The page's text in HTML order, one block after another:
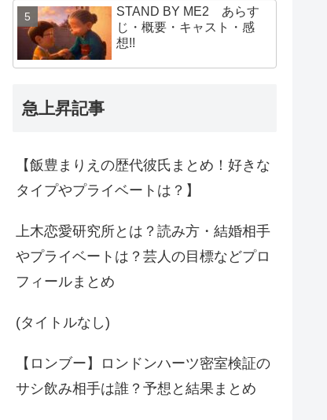
STAND BY ME2 あらす
じ・概要・キャスト・感
想!!
急上昇記事
【飯豊まりえの歴代彼氏まとめ！好きな
タイプやプライベートは？】
上木恋愛研究所とは？読み方・結婚相手
やプライベートは？芸人の目標などプロ
フィールまとめ
(タイトルなし)
【ロンブー】ロンドンハーツ密室検証の
サシ飲み相手は誰？予想と結果まとめ